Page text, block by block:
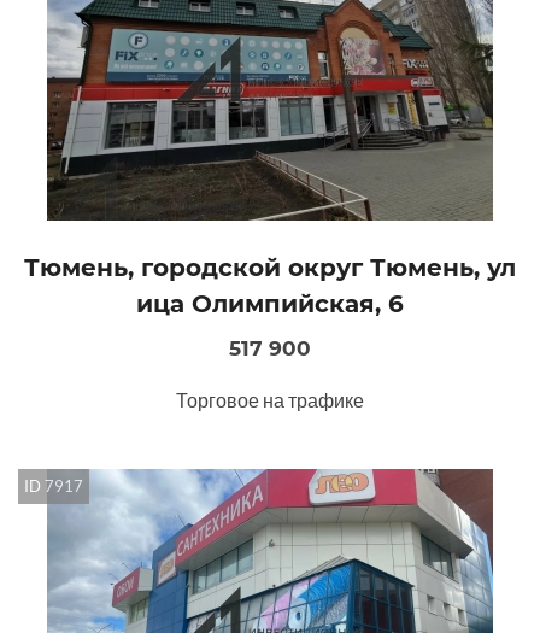
Тюмень, городской округ Тюмень, ул
ица Олимпийская, 6
517 900
Торговое на трафике
ID 7917